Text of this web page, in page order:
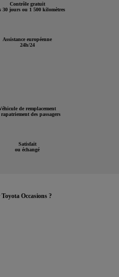
Contrôle gratuit
30 jours ou 1 500 kilomètres
Assistance européenne
24h/24
de remplacement
des passagers
Satisfait
ou échangé
Occasions ?